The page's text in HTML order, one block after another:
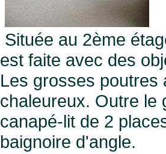
Située au 2ème
est faite avec des
Les grosses poutres
chaleureux. Outre le
canapé-lit de 2
baignoire d'angle.